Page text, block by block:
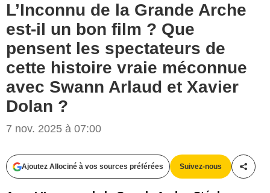
L’Inconnu de la Grande Arche
est-il un bon film ? Que
pensent les spectateurs de
cette histoire vraie méconnue
avec Swann Arlaud et Xavier
Dolan ?
7 nov. 2025 à 07:00
Ajoutez Allociné à vos sources préférées Suivez-nous